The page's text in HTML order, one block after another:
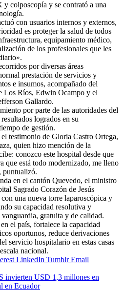
colposcopía y se contrató a una
con usuarios internos y externos,
es proteger la salud de todos
equipamiento médico,
de los profesionales que les
por diversas áreas
prestación de servicios y
e insumos, acompañado del
Los Ríos, Edwin Ocampo y el
Gallardo.
por parte de las autoridades del
logrados en su
de gestión.
testimonio de Gloria Castro Ortega,
quien hizo mención de la
conozco este hospital desde que
que está todo modernizado, me lleno
puntualizó.
en el cantón Quevedo, el ministro
Sagrado Corazón de Jesús
una nueva torre laparoscópica y
su capacidad resolutiva y
gratuita y de calidad.
el país, fortalece la capacidad
oportunos, reduce derivaciones
servicio hospitalario en estas casas
nacional.
LinkedIn Tumblr Email
invierten USD 1,3 millones en
en Ecuador